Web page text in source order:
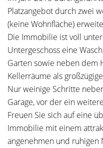
Platzangebot durch zwei
(keine Wohnfläche)
Die Immobilie ist voll
Untergeschoss eine
Garten sowie neben dem
Kellerräume als
Nur weinige Schritte
Garage, vor der ein
Freuen Sie sich auf eine
Immobilie mit einem
angenehmen und ruhigen